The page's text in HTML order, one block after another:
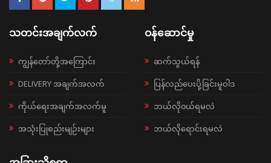
သတင်းအချက်လက်
ကျွန်တော်တို့အကြောင်း
DELIVERY အချက်အလက်
ကိုယ်ရေးအချက်အလက်မူ
အသုံးပြုစည်းမျဉ်းများ
ဝန်ဆောင်မှု
ဆက်သွယ်ရန်
ပြန်လည်ပေးပို့ခြင်းမူဝါဒ
ဘယ်လို၀ယ်ရမလဲ
ဘယ်လိုရောင်းရမလဲ